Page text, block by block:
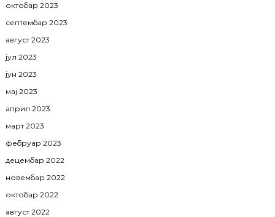
октобар 2023
септембар 2023
август 2023
јул 2023
јун 2023
мај 2023
април 2023
март 2023
фебруар 2023
децембар 2022
новембар 2022
октобар 2022
август 2022